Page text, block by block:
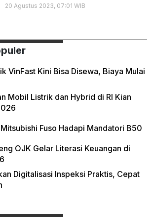
20 Agustus 2023, 07:01 WIB
VinFast Kini Bisa Disewa, Biaya Mulai
Mobil Listrik dan Hybrid di RI Kian
Fuso Hadapi Mandatori B50
OJK Gelar Literasi Keuangan di
Digitalisasi Inspeksi Praktis, Cepat